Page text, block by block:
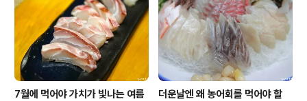
F7A "Today,..
7월에 먹어야 가치가 빛나는 여름
더운날엔 왜 농어회를 먹어야 할